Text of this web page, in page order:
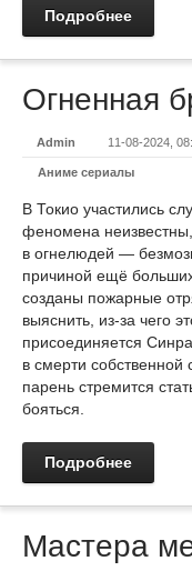
Подробнее
Огненная
Admin 11-08-2024,
Аниме сериалы
В Токио участились
феномена
в огнелюдей —
причиной ещё
созданы пожарные
выяснить, из-за чего
присоединяется
в смерти собственной
парень стремится
бояться.
Подробнее
Мастера